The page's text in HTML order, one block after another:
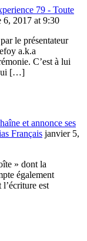
79 - Toute
6, 2017 at 9:30
le présentateur
a.k.a
C’est à lui
[…]
et annonce ses
Français janvier 5,
» dont la
également
est